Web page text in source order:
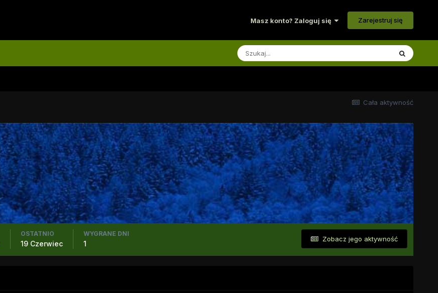
Masz konto? Zaloguj się Zarejestruj się
Cała aktywność
Zobacz jego aktywność
OSTATNIO
19 Czerwiec
WYGRANE DNI
1